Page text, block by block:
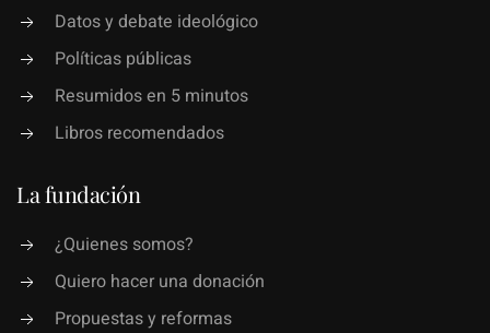
Datos y debate ideológico
Políticas públicas
Resumidos en 5 minutos
Libros recomendados
La fundación
¿Quienes somos?
Quiero hacer una donación
Propuestas y reformas